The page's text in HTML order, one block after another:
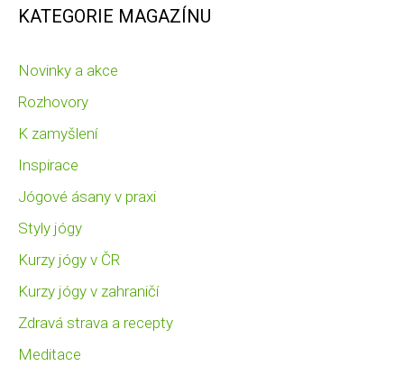
KATEGORIE MAGAZÍNU
Novinky a akce
Rozhovory
K zamyšlení
Inspirace
Jógové ásany v praxi
Styly jógy
Kurzy jógy v ČR
Kurzy jógy v zahraničí
Zdravá strava a recepty
Meditace